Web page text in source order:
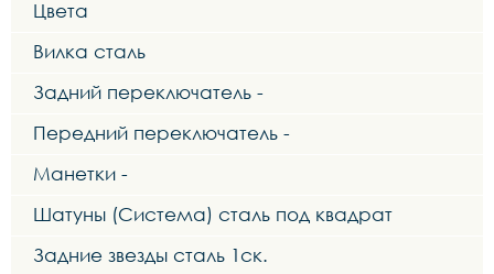
Цвета
Вилка сталь
Задний переключатель -
Передний переключатель -
Манетки -
Шатуны (Система) сталь под квадрат
Задние звезды сталь 1ск.